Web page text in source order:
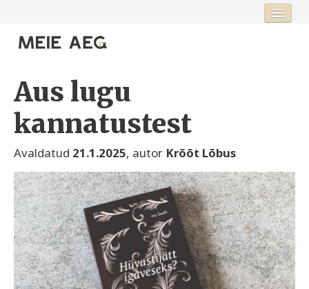
Esileht
Rubriigid
Toimetus
Logi sisse või registreeru
Aus lugu
kannatustest
Avaldatud 21.1.2025, autor Krõõt Lõbus